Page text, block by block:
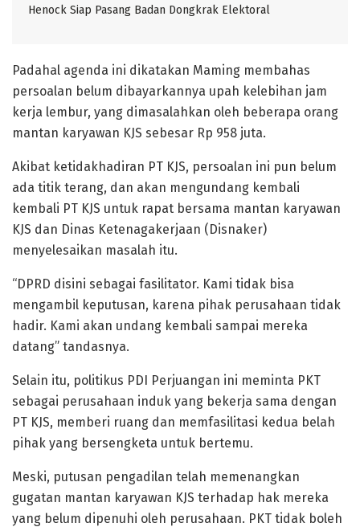
Henock Siap Pasang Badan Dongkrak Elektoral
Padahal agenda ini dikatakan Maming membahas
persoalan belum dibayarkannya upah kelebihan jam
kerja lembur, yang dimasalahkan oleh beberapa orang
mantan karyawan KJS sebesar Rp 958 juta.
Akibat ketidakhadiran PT KJS, persoalan ini pun belum
ada titik terang, dan akan mengundang kembali
kembali PT KJS untuk rapat bersama mantan karyawan
KJS dan Dinas Ketenagakerjaan (Disnaker)
menyelesaikan masalah itu.
“DPRD disini sebagai fasilitator. Kami tidak bisa
mengambil keputusan, karena pihak perusahaan tidak
hadir. Kami akan undang kembali sampai mereka
datang” tandasnya.
Selain itu, politikus PDI Perjuangan ini meminta PKT
sebagai perusahaan induk yang bekerja sama dengan
PT KJS, memberi ruang dan memfasilitasi kedua belah
pihak yang bersengketa untuk bertemu.
Meski, putusan pengadilan telah memenangkan
gugatan mantan karyawan KJS terhadap hak mereka
yang belum dipenuhi oleh perusahaan. PKT tidak boleh